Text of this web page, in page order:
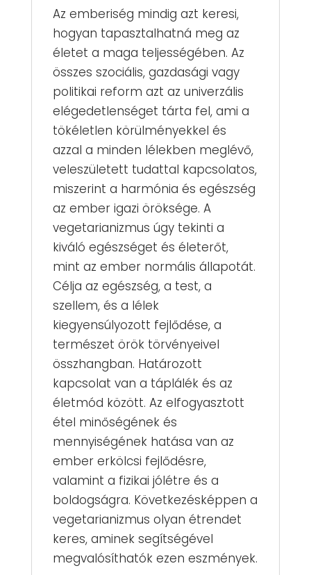
Az emberiség mindig azt keresi,
hogyan tapasztalhatná meg az
életet a maga teljességében. Az
összes szociális, gazdasági vagy
politikai reform azt az univerzális
elégedetlenséget tárta fel, ami a
tökéletlen körülményekkel és
azzal a minden lélekben meglévő,
veleszületett tudattal kapcsolatos,
miszerint a harmónia és egészség
az ember igazi öröksége. A
vegetarianizmus úgy tekinti a
kiváló egészséget és életerőt,
mint az ember normális állapotát.
Célja az egészség, a test, a
szellem, és a lélek
kiegyensúlyozott fejlődése, a
természet örök törvényeivel
összhangban. Határozott
kapcsolat van a táplálék és az
életmód között. Az elfogyasztott
étel minőségének és
mennyiségének hatása van az
ember erkölcsi fejlődésre,
valamint a fizikai jólétre és a
boldogságra. Következésképpen a
vegetarianizmus olyan étrendet
keres, aminek segítségével
megvalósíthatók ezen eszmények.